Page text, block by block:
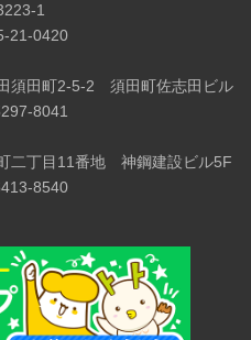
1
21-0420
須田町2-5-2 須田町佐志田ビル
8041
二丁目11番地 神鋼建設ビル5F
8540